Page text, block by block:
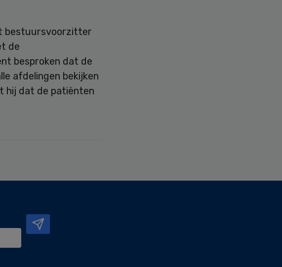
bestuursvoorzitter
de
besproken dat de
afdelingen bekijken
hij dat de patiënten